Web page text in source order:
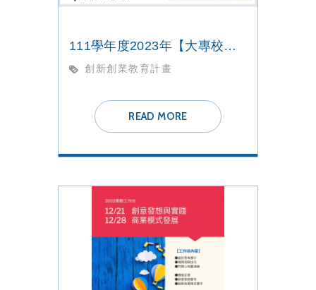
111學年度2023年【大專校院創業實戰模擬學習平臺 】線上徵件說明
創新創業教育計畫
READ MORE